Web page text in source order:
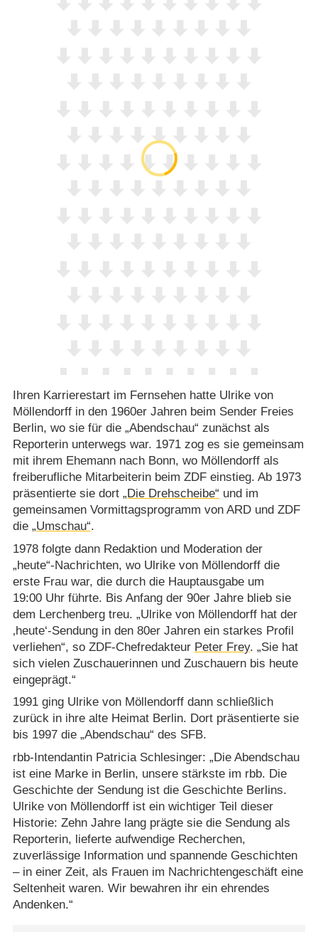
Ihren Karrierestart im Fernsehen hatte Ulrike von
Möllendorff in den 1960er Jahren beim Sender Freies
Berlin, wo sie für die „Abendschau“ zunächst als
Reporterin unterwegs war. 1971 zog es sie gemeinsam
mit ihrem Ehemann nach Bonn, wo Möllendorff als
freiberufliche Mitarbeiterin beim ZDF einstieg. Ab 1973
präsentierte sie dort „Die Drehscheibe“ und im
gemeinsamen Vormittagsprogramm von ARD und ZDF
die „Umschau“.
1978 folgte dann Redaktion und Moderation der
„heute“-Nachrichten, wo Ulrike von Möllendorff die
erste Frau war, die durch die Hauptausgabe um
19:00 Uhr führte. Bis Anfang der 90er Jahre blieb sie
dem Lerchenberg treu. „Ulrike von Möllendorff hat der
‚heute‘-Sendung in den 80er Jahren ein starkes Profil
verliehen“, so ZDF-Chefredakteur Peter Frey. „Sie hat
sich vielen Zuschauerinnen und Zuschauern bis heute
eingeprägt.“
1991 ging Ulrike von Möllendorff dann schließlich
zurück in ihre alte Heimat Berlin. Dort präsentierte sie
bis 1997 die „Abendschau“ des SFB.
rbb-Intendantin Patricia Schlesinger: „Die Abendschau
ist eine Marke in Berlin, unsere stärkste im rbb. Die
Geschichte der Sendung ist die Geschichte Berlins.
Ulrike von Möllendorff ist ein wichtiger Teil dieser
Historie: Zehn Jahre lang prägte sie die Sendung als
Reporterin, lieferte aufwendige Recherchen,
zuverlässige Information und spannende Geschichten
– in einer Zeit, als Frauen im Nachrichtengeschäft eine
Seltenheit waren. Wir bewahren ihr ein ehrendes
Andenken.“